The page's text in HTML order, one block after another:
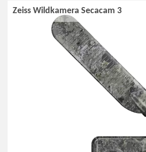
Zeiss Wildkamera Secacam 3